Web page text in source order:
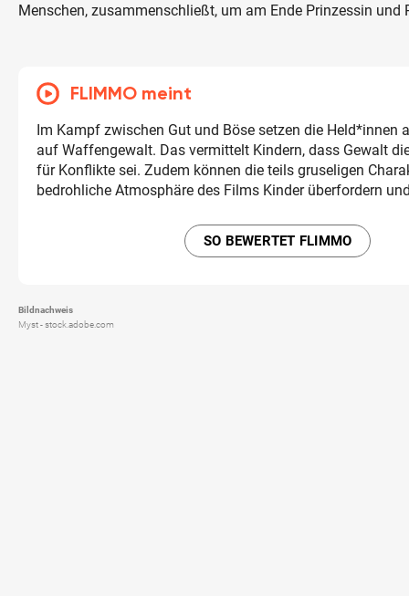
Menschen, zusammenschließt, um am Ende Prinzessin und
FLIMMO meint
Im Kampf zwischen Gut und Böse setzen die Held*innen
auf Waffengewalt. Das vermittelt Kindern, dass Gewalt
für Konflikte sei. Zudem können die teils gruseligen
bedrohliche Atmosphäre des Films Kinder überfordern
SO BEWERTET FLIMMO
Bildnachweis
Myst - stock.adobe.com